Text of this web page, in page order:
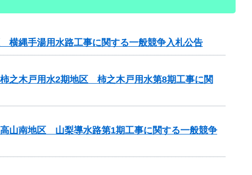
縄手湯用水路工事に関する一般競争入札公告
之木戸用水2期地区 柿之木戸用水第8期工事に関
山南地区 山梨導水路第1期工事に関する一般競争